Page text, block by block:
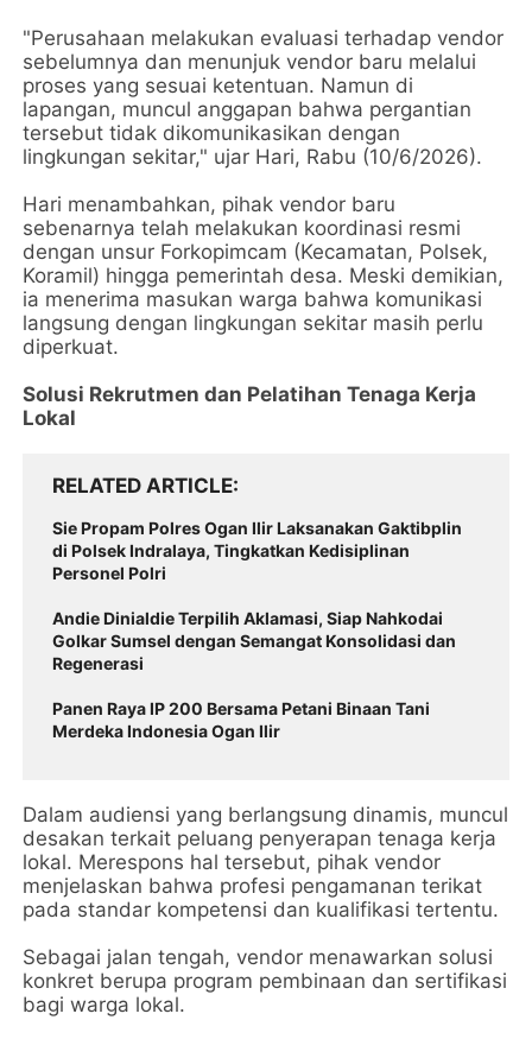
"Perusahaan melakukan evaluasi terhadap vendor
sebelumnya dan menunjuk vendor baru melalui
proses yang sesuai ketentuan. Namun di
lapangan, muncul anggapan bahwa pergantian
tersebut tidak dikomunikasikan dengan
lingkungan sekitar," ujar Hari, Rabu (10/6/2026).
Hari menambahkan, pihak vendor baru
sebenarnya telah melakukan koordinasi resmi
dengan unsur Forkopimcam (Kecamatan, Polsek,
Koramil) hingga pemerintah desa. Meski demikian,
ia menerima masukan warga bahwa komunikasi
langsung dengan lingkungan sekitar masih perlu
diperkuat.
Solusi Rekrutmen dan Pelatihan Tenaga Kerja
Lokal
RELATED ARTICLE
Sie Propam Polres Ogan Ilir Laksanakan Gaktibplin
di Polsek Indralaya, Tingkatkan Kedisiplinan
Personel Polri
Andie Dinialdie Terpilih Aklamasi, Siap Nahkodai
Golkar Sumsel dengan Semangat Konsolidasi dan
Regenerasi
Panen Raya IP 200 Bersama Petani Binaan Tani
Merdeka Indonesia Ogan Ilir
Dalam audiensi yang berlangsung dinamis, muncul
desakan terkait peluang penyerapan tenaga kerja
lokal. Merespons hal tersebut, pihak vendor
menjelaskan bahwa profesi pengamanan terikat
pada standar kompetensi dan kualifikasi tertentu.
Sebagai jalan tengah, vendor menawarkan solusi
konkret berupa program pembinaan dan sertifikasi
bagi warga lokal.